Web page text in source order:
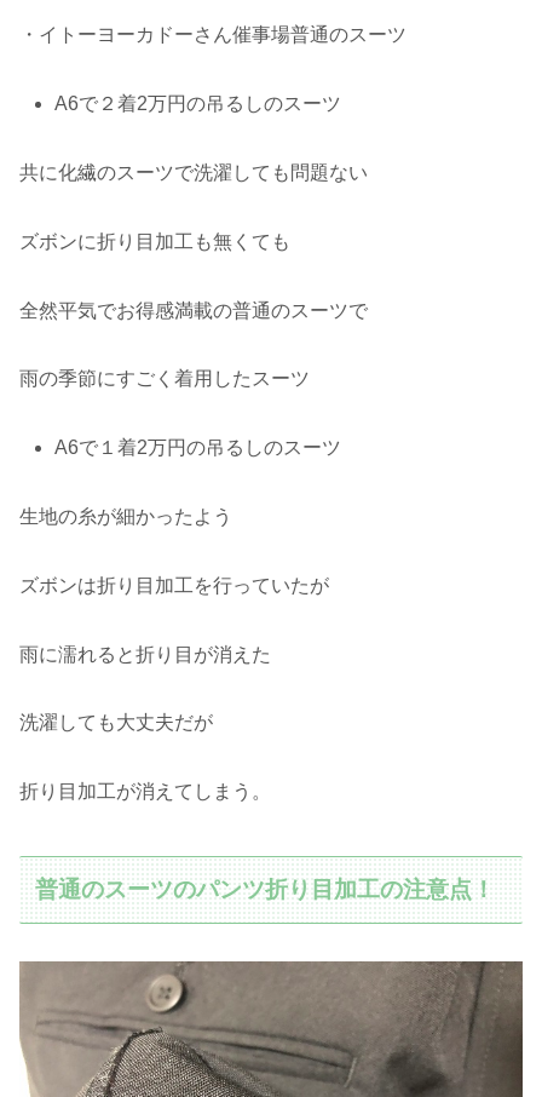
・イトーヨーカドーさん催事場普通のスーツ
A6で２着2万円の吊るしのスーツ
共に化繊のスーツで洗濯しても問題ない
ズボンに折り目加工も無くても
全然平気でお得感満載の普通のスーツで
雨の季節にすごく着用したスーツ
A6で１着2万円の吊るしのスーツ
生地の糸が細かったよう
ズボンは折り目加工を行っていたが
雨に濡れると折り目が消えた
洗濯しても大丈夫だが
折り目加工が消えてしまう。
普通のスーツのパンツ折り目加工の注意点！